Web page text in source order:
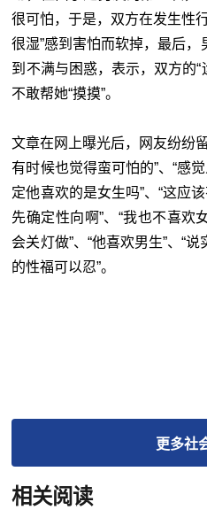
很可怕，于是，双方在发生性
很湿”感到害怕而软掉，最后，
到不满与困惑，表示，双方的“
不敢帮她“摸摸”。
文章在网上曝光后，网友纷纷
有时候也觉得蛮可怕的”、“感
定他喜欢的是女生吗”、“这应
先确定性向啊”、“我也不喜欢
会关灯做”、“他喜欢男生”、“
的性福可以忍”。
更多社
相关阅读